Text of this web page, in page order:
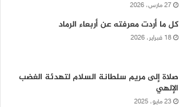
27 مارس، 2026
كل ما أردت معرفته عن أربعاء الرماد
18 فبراير، 2026
صلاة إلى مريم سلطانة السلام لتهدئة الغضب
الإلهي
23 مايو، 2025